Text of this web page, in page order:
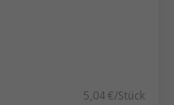
5,04 €/Stück